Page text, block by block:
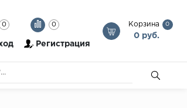
0 0
Регистрация
Корзина 0
0 руб.